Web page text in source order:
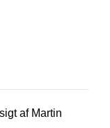
af Martin